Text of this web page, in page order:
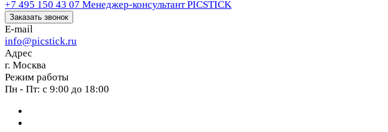
+7 495 150 43 07 Менеджер-консультант PICSTICK
Заказать звонок
E-mail
info@picstick.ru
Адрес
г. Москва
Режим работы
Пн - Пт: с 9:00 до 18:00